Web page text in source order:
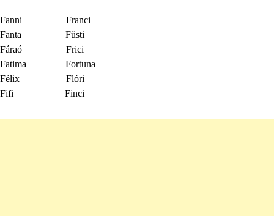
Fanni Franci
Fanta Füsti
Fáraó Frici
Fatima Fortuna
Félix Flóri
Fifi Finci